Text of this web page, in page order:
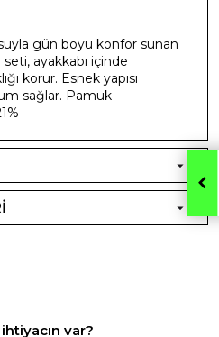
gün boyu konfor sunan
ayakkabı içinde
korur. Esnek yapısı
sağlar. Pamuk
var?